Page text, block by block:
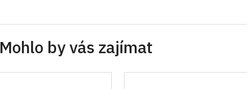
Mohlo by vás zajímat